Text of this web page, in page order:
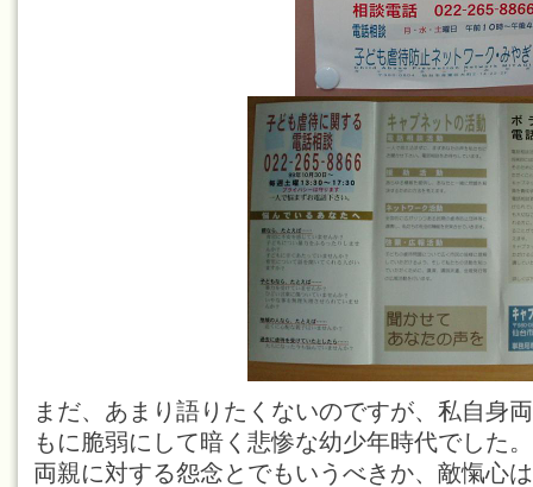
まだ、あまり語りたくないのですが、私自身
もに脆弱にして暗く悲惨な幼少年時代でした
両親に対する怨念とでもいうべきか、敵愾心